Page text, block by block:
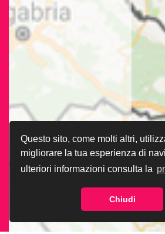
Questo sito, come molti altri,
migliorare la tua esperienza di
ulteriori informazioni consulta la
Chiudi